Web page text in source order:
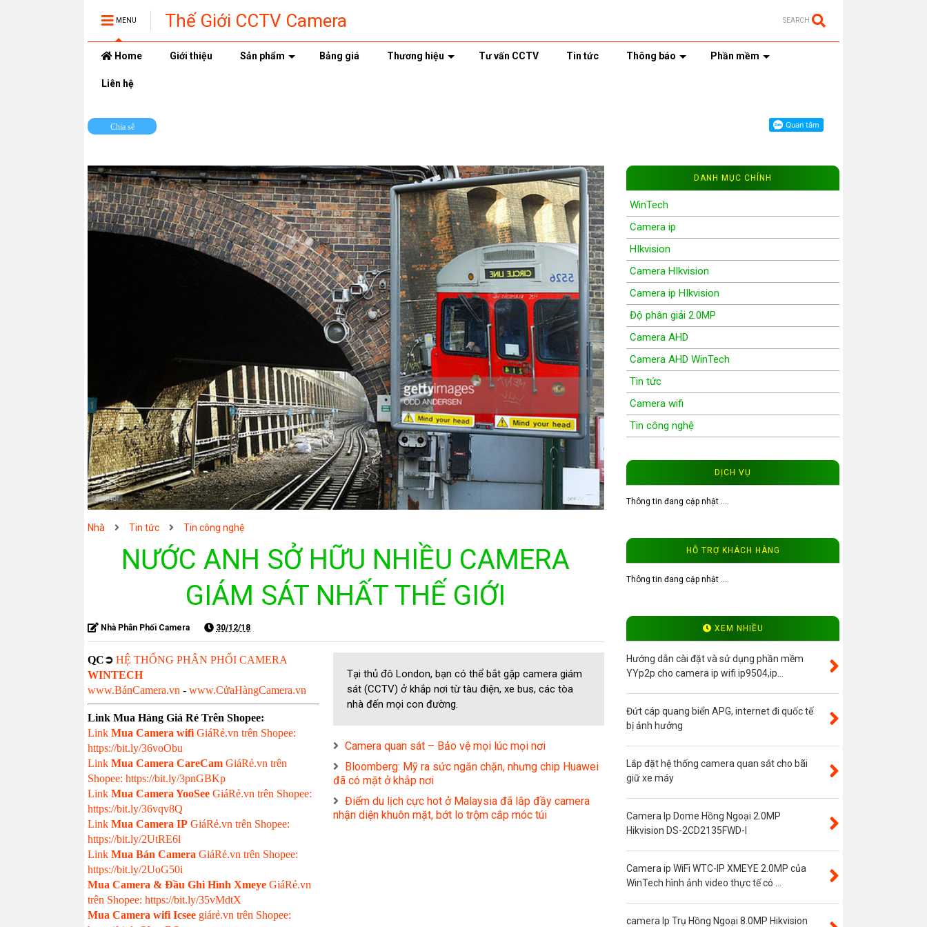
MENU Thế Giới CCTV Camera SEARCH
Home Giới thiệu Sản phẩm Bảng giá Thương hiệu Tư vấn CCTV Tin tức Thông báo Phần mềm
Liên hệ
Chia sẽ
Nhà Tin tức Tin công nghệ
NƯỚC ANH SỞ HỮU NHIỀU CAMERA
GIÁM SÁT NHẤT THẾ GIỚI
Nhà Phân Phối Camera 30/12/18
QC➲ HỆ THỐNG PHÂN PHỐI CAMERA
WINTECH
www.BánCamera.vn - www.CửaHàngCamera.vn
Link Mua Hàng Giá Rẻ Trên Shopee:
Link Mua Camera wifiGiáRẻ.vn trên Shopee:
https://bit.ly/36voObu
Link Mua Camera CareCam GiáRẻ.vn trên
Shopee: https://bit.ly/3pnGBKp
Link Mua Camera YooSee GiáRẻ.vn trên Shopee:
https://bit.ly/36vqv8Q
Link Mua Camera IP GiáRẻ.vn trên Shopee:
https://bit.ly/2UtRE6l
Link Mua Bán Camera GiáRẻ.vn trên Shopee:
https://bit.ly/2UoG50i
Mua Camera & Đầu Ghi Hình Xmeye GiáRẻ.vn
trên Shopee: https://bit.ly/35vMdtX
Mua Camera wifi Icsee giárẻ.vn trên Shopee:
Tại thủ đô London, bạn có thể bắt gặp camera giám
sát (CCTV) ở khắp nơi từ tàu điện, xe bus, các tòa
nhà đến mọi con đường.
Camera quan sát – Bảo vệ mọi lúc mọi nơi
Bloomberg: Mỹ ra sức ngăn chặn, nhưng chip Huawei
đã có mặt ở khắp nơi
Điểm du lịch cực hot ở Malaysia đã lắp đầy camera
nhận diện khuôn mặt, bớt lo trộm cắp móc túi
DANH MỤC CHÍNH
WinTech
Camera ip
HIkvision
Camera HIkvision
Camera ip HIkvision
Độ phân giải 2.0MP
Camera AHD
Camera AHD WinTech
Tin tức
Camera wifi
Tin công nghệ
Camera Wifi WinTech
Đầu ghi hình camera
Đầu ghi camera WinTech
Độ phân giải 4.0MP
Máy bộ đàm
Bảng giá
Phụ kiện camera
Visinet
Độ phân giải 5.0MP
Camera CVI
Thẻ nhớ
Độ phân giải 3.0MP
Camera ngụy trang
Năng lượng mặt trời
DỊCH VỤ
Thông tin đang cập nhật ....
HỖ TRỢ KHÁCH HÀNG
Thông tin đang cập nhật ....
XEM NHIỀU
Hướng dẫn cài đặt và sử dụng phần mềm
YYp2p cho camera ip wifi ip9504,ip...
Đứt cáp quang biển APG, internet đi quốc tế
bị ảnh hưởng
Lắp đặt hệ thống camera quan sát cho bãi
giữ xe máy
Camera Ip Dome Hồng Ngoại 2.0MP
Hikvision DS-2CD2135FWD-I
Camera ip WiFi WTC-IP XMEYE 2.0MP của
WinTech hình ảnh video thực tế có ...
camera Ip Trụ Hồng Ngoại 8.0MP Hikvision